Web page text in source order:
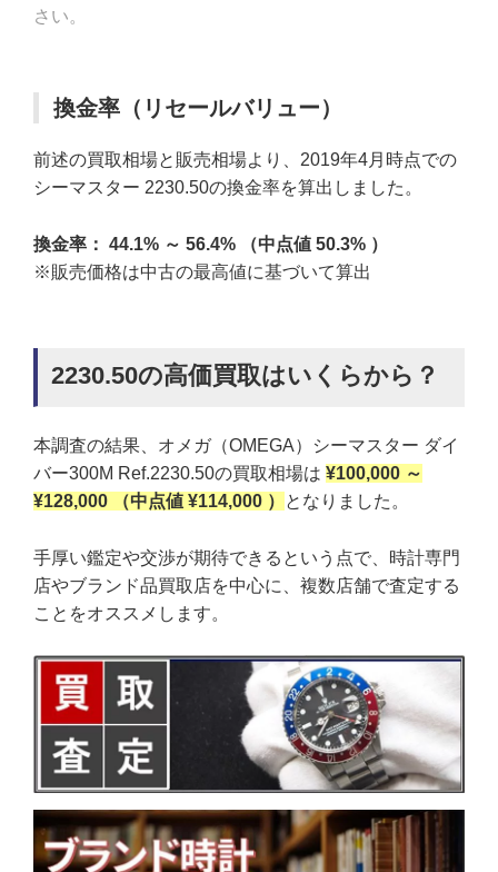
さい。
換金率（リセールバリュー）
前述の買取相場と販売相場より、2019年4月時点での
シーマスター 2230.50の換金率を算出しました。
換金率： 44.1% ～ 56.4% （中点値 50.3% ）
※販売価格は中古の最高値に基づいて算出
2230.50の高価買取はいくらから？
本調査の結果、オメガ（OMEGA）シーマスター ダイ
バー300M Ref.2230.50の買取相場は ¥100,000 ～
¥128,000 （中点値 ¥114,000 ）
となりました。
手厚い鑑定や交渉が期待できるという点で、時計専門
店やブランド品買取店を中心に、複数店舗で査定する
ことをオススメします。